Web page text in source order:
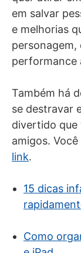
em salvar
e melhorias
personagem,
performance
Também há
se destravar
divertido que
amigos.
link.
15 dicas
Como